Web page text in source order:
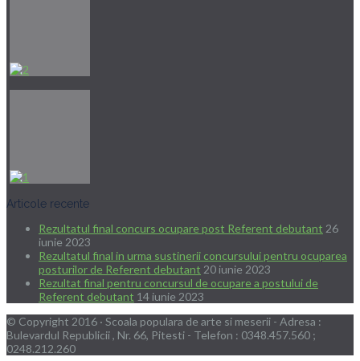
Articole recente
Rezultatul final concurs ocupare post Referent debutant 26
iunie 2023
Rezultatul final in urma sustinerii concursului pentru ocuparea
posturilor de Referent debutant 20 iunie 2023
Rezultat final pentru concursul de ocupare a postului de
Referent debutant 14 iunie 2023
© Copyright 2016 · Scoala populara de arte si meserii - Adresa :
Bulevardul Republicii , Nr. 66, Pitesti - Telefon : 0348.457.560 ;
0248.212.260